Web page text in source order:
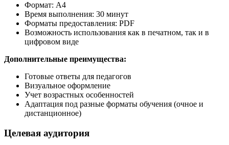
Формат: А4
Время выполнения: 30 минут
Форматы предоставления: PDF
Возможность использования как в печатном, так и в
цифровом виде
Дополнительные преимущества:
Готовые ответы для педагогов
Визуальное оформление
Учет возрастных особенностей
Адаптация под разные форматы обучения (очное и
дистанционное)
Целевая аудитория